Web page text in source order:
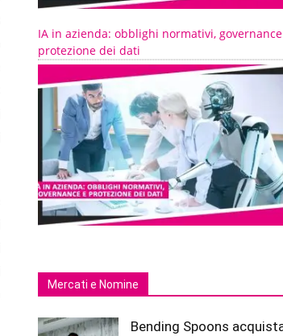
IA in azienda: obblighi normativi,
protezione dei dati
Mercati e Nomine
Bending Spoons